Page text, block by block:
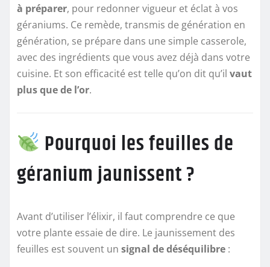
à préparer, pour redonner vigueur et éclat à vos
géraniums. Ce remède, transmis de génération en
génération, se prépare dans une simple casserole,
avec des ingrédients que vous avez déjà dans votre
cuisine. Et son efficacité est telle qu’on dit qu’il vaut
plus que de l’or.
Pourquoi les feuilles de
géranium jaunissent ?
Avant d’utiliser l’élixir, il faut comprendre ce que
votre plante essaie de dire. Le jaunissement des
feuilles est souvent un signal de déséquilibre :